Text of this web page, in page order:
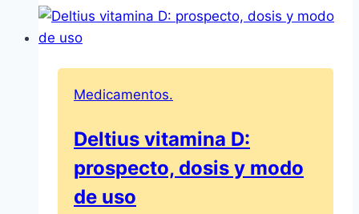
mg:
de
Prolongada
Medicamentos.
Deltius vitamina D:
prospecto, dosis y modo
de uso